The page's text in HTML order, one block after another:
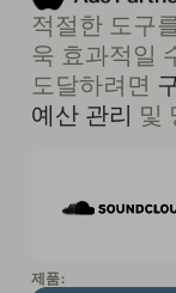
적절한 도구
욱 효과적일
도달하려면
예산 관리
및
제품: